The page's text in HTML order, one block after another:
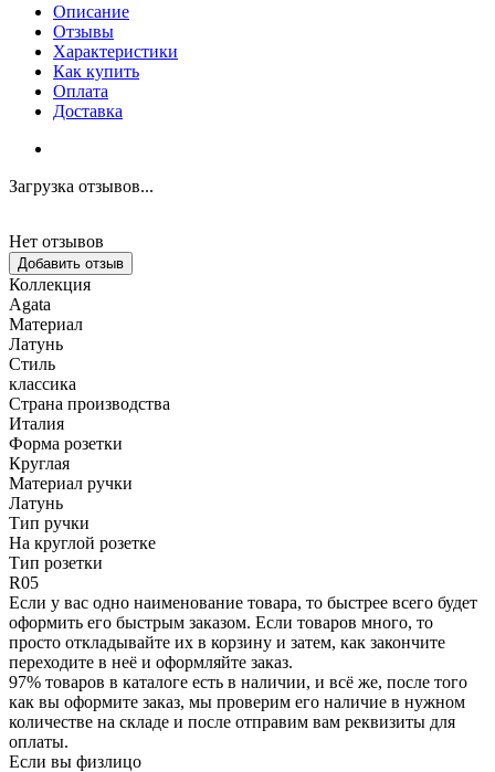
Описание
Отзывы
Характеристики
Как купить
Оплата
Доставка
Загрузка отзывов...
Нет отзывов
Добавить отзыв
Коллекция
Agata
Материал
Латунь
Стиль
классика
Страна производства
Италия
Форма розетки
Круглая
Материал ручки
Латунь
Тип ручки
На круглой розетке
Тип розетки
R05
Если у вас одно наименование товара, то быстрее всего будет
оформить его быстрым заказом. Если товаров много, то
просто откладывайте их в корзину и затем, как закончите
переходите в неё и оформляйте заказ.
97% товаров в каталоге есть в наличии, и всё же, после того
как вы оформите заказ, мы проверим его наличие в нужном
количестве на складе и после отправим вам реквизиты для
оплаты.
Если вы физлицо